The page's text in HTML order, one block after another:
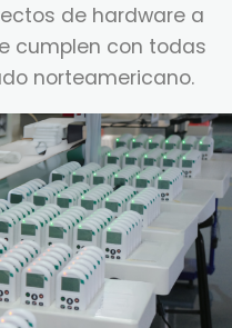
de hardware a
cumplen con todas
norteamericano.